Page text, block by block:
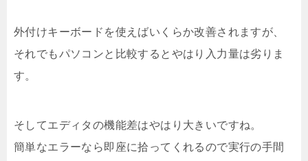
外付けキーボードを使えばいくらか改善されますが、
それでもパソコンと比較するとやはり入力量は劣りま
す。
そしてエディタの機能差はやはり大きいですね。
簡単なエラーなら即座に拾ってくれるので実行の手間